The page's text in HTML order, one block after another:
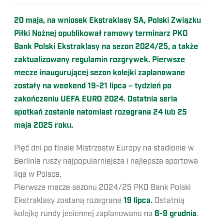
20 maja, na wniosek Ekstraklasy SA, Polski Związku
Piłki Nożnej opublikował ramowy terminarz PKO
Bank Polski Ekstraklasy na sezon 2024/25, a także
zaktualizowany regulamin rozgrywek. Pierwsze
mecze inaugurującej sezon kolejki zaplanowane
zostały na weekend 19-21 lipca – tydzień po
zakończeniu UEFA EURO 2024. Ostatnia seria
spotkań zostanie natomiast rozegrana 24 lub 25
maja 2025 roku.
Pięć dni po finale Mistrzostw Europy na stadionie w
Berlinie ruszy najpopularniejsza i najlepsza sportowa
liga w Polsce.
Pierwsze mecze sezonu 2024/25 PKO Bank Polski
Ekstraklasy zostaną rozegrane 19 lipca. Ostatnią
kolejkę rundy jesiennej zaplanowano na 6-9 grudnia.